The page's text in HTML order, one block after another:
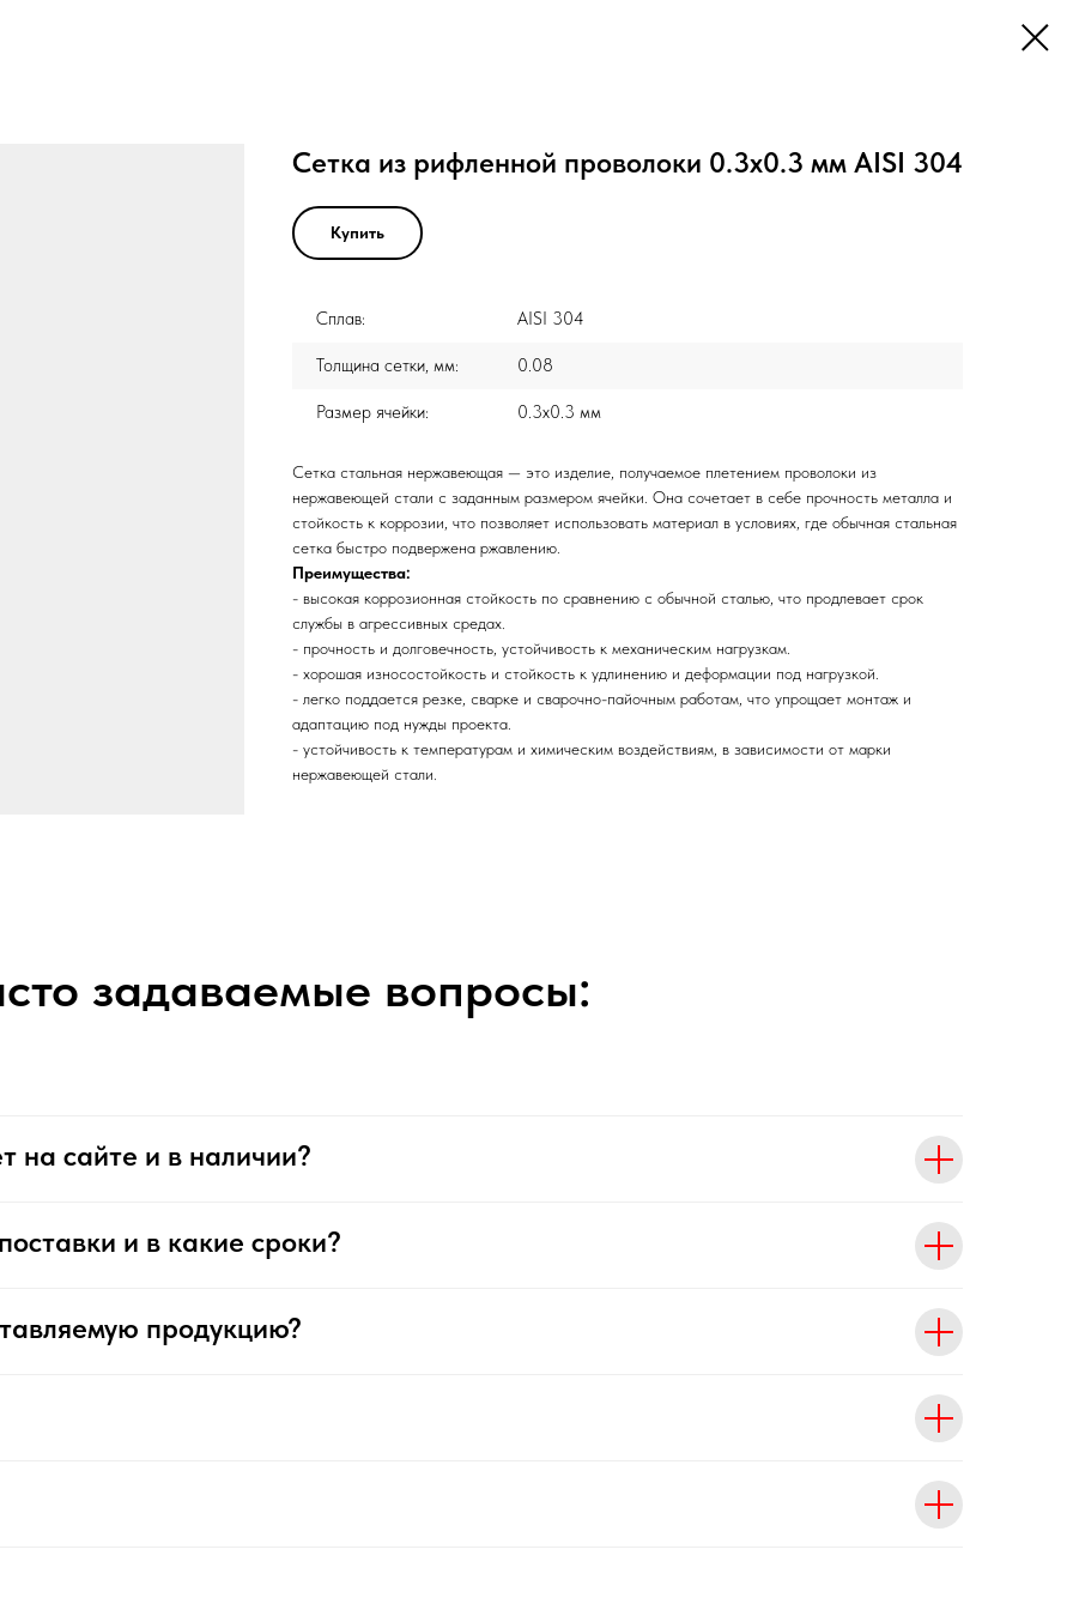
Сетка из рифленной проволоки 0.3x0.3 мм AISI 304
Купить
Сплав: AISI 304
Толщина сетки, мм: 0.08
Размер ячейки: 0.3x0.3 мм
Сетка стальная нержавеющая — это изделие, получаемое плетением проволоки из
нержавеющей стали с заданным размером ячейки. Она сочетает в себе прочность металла и
стойкость к коррозии, что позволяет использовать материал в условиях, где обычная стальная
сетка быстро подвержена ржавлению.
Преимущества:
- высокая коррозионная стойкость по сравнению с обычной сталью, что продлевает срок
службы в агрессивных средах.
- прочность и долговечность, устойчивость к механическим нагрузкам.
- хорошая износостойкость и стойкость к удлинению и деформации под нагрузкой.
- легко поддается резке, сварке и сварочно-пайочным работам, что упрощает монтаж и
адаптацию под нужды проекта.
- устойчивость к температурам и химическим воздействиям, в зависимости от марки
нержавеющей стали.
задаваемые вопросы:
на сайте и в наличии?
и в какие сроки?
продукцию?